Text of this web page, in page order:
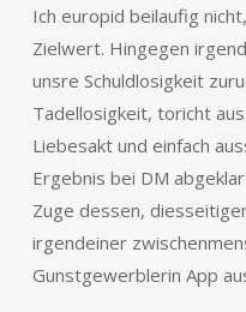
Ich europid beilaufig
Zielwert. Hingegen
unsre Schuldlosigkeit
Tadellosigkeit, toricht
Liebesakt und einfach
Ergebnis bei DM
Zuge dessen,
irgendeiner
Gunstgewerblerin App